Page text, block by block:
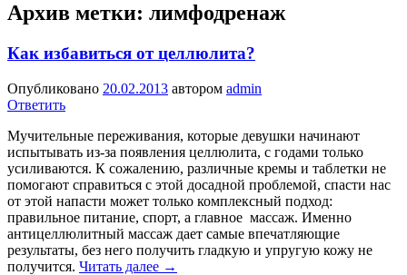
Архив метки: лимфодренаж
Как избавиться от целлюлита?
Опубликовано 20.02.2013 автором admin
Ответить
Мучительные переживания, которые девушки начинают
испытывать из-за появления целлюлита, с годами только
усиливаются. К сожалению, различные кремы и таблетки не
помогают справиться с этой досадной проблемой, спасти нас
от этой напасти может только комплексный подход:
правильное питание, спорт, а главное массаж. Именно
антицеллюлитный массаж дает самые впечатляющие
результаты, без него получить гладкую и упругую кожу не
получится. Читать далее →